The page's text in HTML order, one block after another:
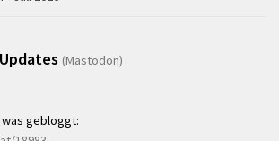
(Mastodon)
gebloggt: